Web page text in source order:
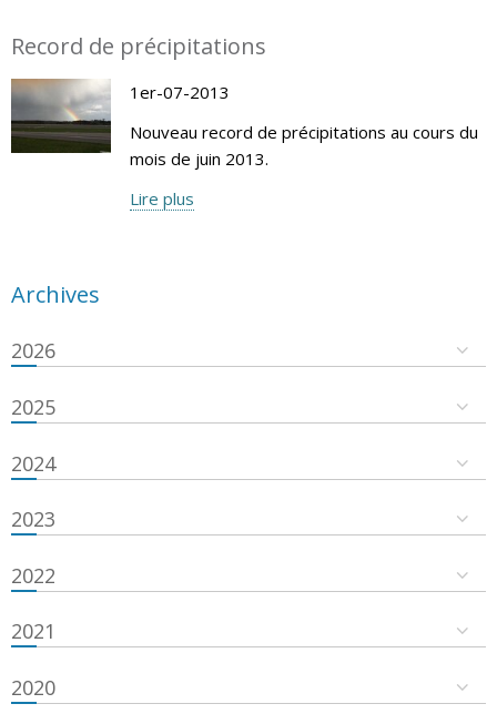
Record de précipitations
1er-07-2013
Nouveau record de précipitations au cours du
mois de juin 2013.
Lire plus
Archives
2026
2025
2024
2023
2022
2021
2020